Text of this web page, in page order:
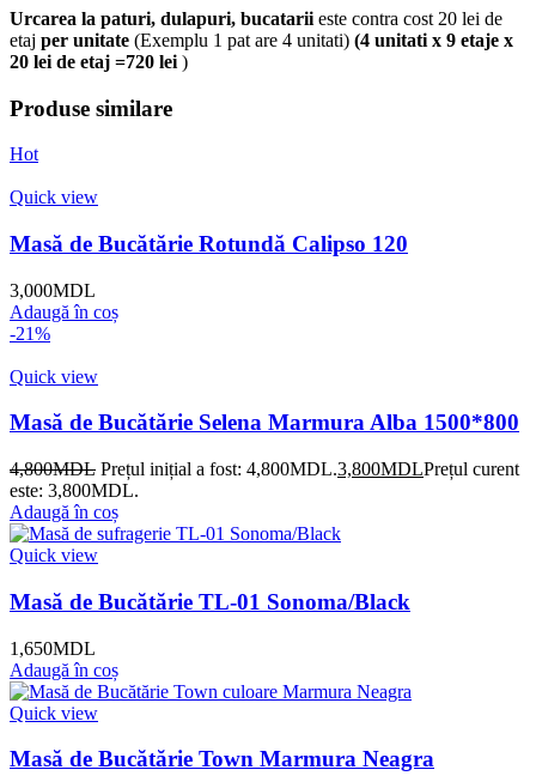
Urcarea la paturi, dulapuri, bucatarii este contra cost 20 lei de
etaj per unitate (Exemplu 1 pat are 4 unitati) (4 unitati x 9 etaje x
20 lei de etaj =720 lei )
Produse similare
Hot
Quick view
Masă de Bucătărie Rotundă Calipso 120
3,000MDL
Adaugă în coș
-21%
Quick view
Masă de Bucătărie Selena Marmura Alba 1500*800
4,800MDL Prețul inițial a fost: 4,800MDL.3,800MDLPrețul curent
este: 3,800MDL.
Adaugă în coș
Quick view
Masă de Bucătărie TL-01 Sonoma/Black
1,650MDL
Adaugă în coș
Quick view
Masă de Bucătărie Town Marmura Neagra